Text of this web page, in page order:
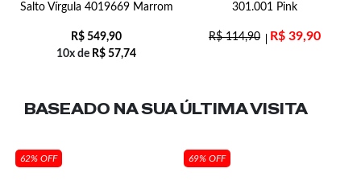
Salto Vírgula 4019669 Marrom
R$ 549,90
10x de R$ 57,74
301.001 Pink
R$114,90 R$ 39,90
BASEADO NA SUAÚLTIMA VISITA
62% OFF 69% OFF